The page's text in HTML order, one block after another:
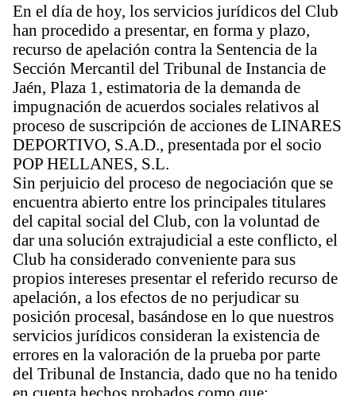
En el día de hoy, los servicios jurídicos del Club
han procedido a presentar, en forma y plazo,
recurso de apelación contra la Sentencia de la
Sección Mercantil del Tribunal de Instancia de
Jaén, Plaza 1, estimatoria de la demanda de
impugnación de acuerdos sociales relativos al
proceso de suscripción de acciones de LINARES
DEPORTIVO, S.A.D., presentada por el socio
POP HELLANES, S.L.
Sin perjuicio del proceso de negociación que se
encuentra abierto entre los principales titulares
del capital social del Club, con la voluntad de
dar una solución extrajudicial a este conflicto, el
Club ha considerado conveniente para sus
propios intereses presentar el referido recurso de
apelación, a los efectos de no perjudicar su
posición procesal, basándose en lo que nuestros
servicios jurídicos consideran la existencia de
errores en la valoración de la prueba por parte
del Tribunal de Instancia, dado que no ha tenido